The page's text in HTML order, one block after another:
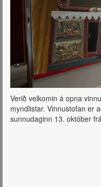
Verið velkomin á opna
myndlistar. Vinnustofan er
sunnudaginn 13. október